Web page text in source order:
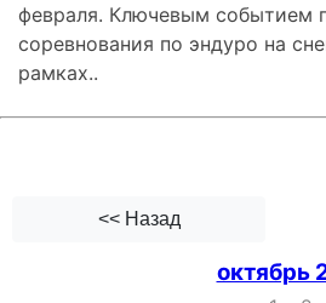
февраля. Ключевым событием
соревнования по эндуро на
рамках..
<< Назад
октябрь